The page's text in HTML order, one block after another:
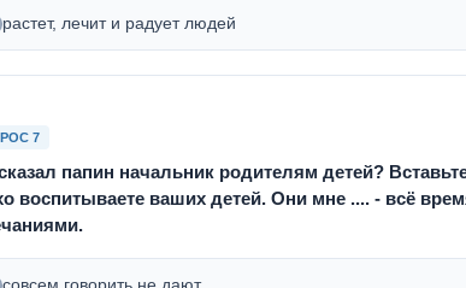
растет, лечит и радует людей
7
папин начальник родителям детей?
воспитываете ваших детей. Они мне .... - всё